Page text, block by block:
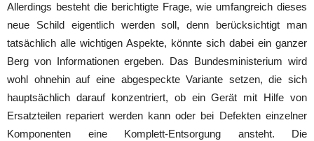
Allerdings besteht die berichtigte Frage, wie umfangreich dieses
neue Schild eigentlich werden soll, denn berücksichtigt man
tatsächlich alle wichtigen Aspekte, könnte sich dabei ein ganzer
Berg von Informationen ergeben. Das Bundesministerium wird
wohl ohnehin auf eine abgespeckte Variante setzen, die sich
hauptsächlich darauf konzentriert, ob ein Gerät mit Hilfe von
Ersatzteilen repariert werden kann oder bei Defekten einzelner
Komponenten eine Komplett-Entsorgung ansteht. Die